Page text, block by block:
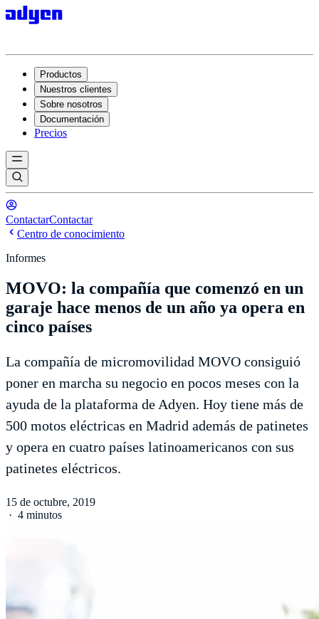
Productos
Nuestros clientes
Sobre nosotros
Documentación
Precios
ContactarContactar
Centro de conocimiento
Informes
MOVO: la compañía que comenzó en un
garaje hace menos de un año ya opera en
cinco países
La compañía de micromovilidad MOVO consiguió
poner en marcha su negocio en pocos meses con la
ayuda de la plataforma de Adyen. Hoy tiene más de
500 motos eléctricas en Madrid además de patinetes
y opera en cuatro países latinoamericanos con sus
patinetes eléctricos.
15 de octubre, 2019
· 4 minutos